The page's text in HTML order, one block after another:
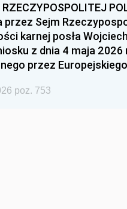
przez Sejm
karnej posła
z dnia 4 maja 2026
przez
poz. 753